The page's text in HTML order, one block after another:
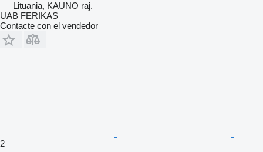
Lituania, KAUNO raj.
UAB FERIKAS
Contacte con el vendedor
2